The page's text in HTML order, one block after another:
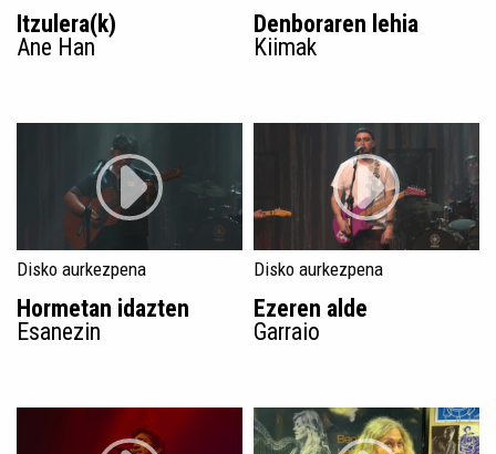
Itzulera(k)
Ane Han
Denboraren lehia
Kiimak
Disko aurkezpena
Hormetan idazten
Esanezin
Disko aurkezpena
Ezeren alde
Garraio